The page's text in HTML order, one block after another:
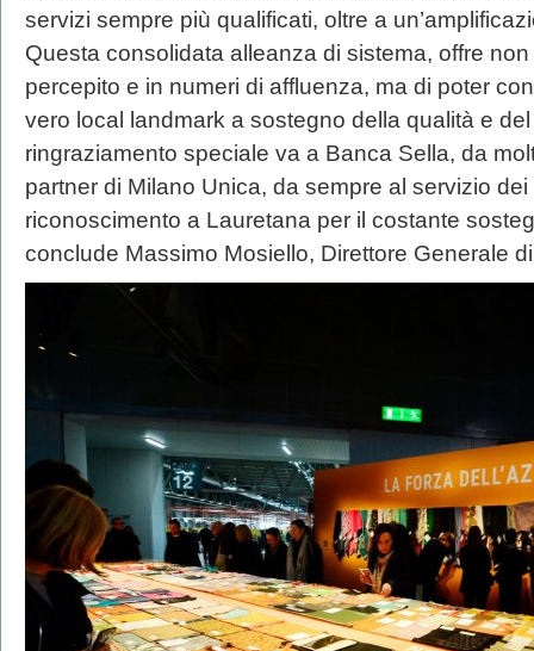
servizi sempre più qualificati, oltre a
Questa consolidata alleanza di sistema, offre
percepito e in numeri di affluenza, ma di poter
vero local landmark a sostegno della qualità e
ringraziamento speciale va a Banca Sella, da
partner di Milano Unica, da sempre al servizio
riconoscimento a Lauretana per il costante
conclude Massimo Mosiello, Direttore Generale